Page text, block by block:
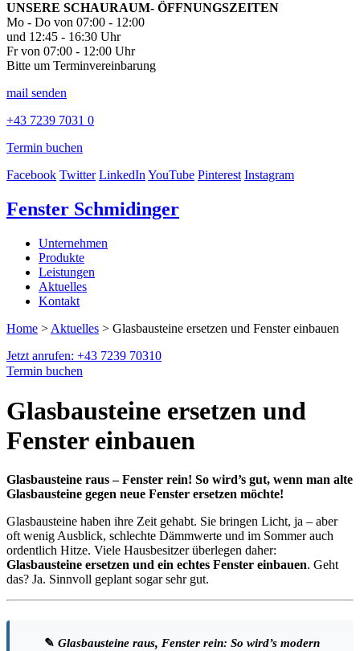
UNSERE SCHAURAUM- ÖFFNUNGSZEITEN
Mo - Do von 07:00 - 12:00
und 12:45 - 16:30 Uhr
Fr von 07:00 - 12:00 Uhr
Bitte um Terminvereinbarung
mail senden
+43 7239 7031 0
Termin buchen
Facebook Twitter LinkedInYouTube Pinterest Instagram
Fenster Schmidinger
Unternehmen
Produkte
Leistungen
Aktuelles
Kontakt
Home > Aktuelles > Glasbausteine ersetzen und Fenster einbauen
Jetzt anrufen: +43 7239 70310
Termin buchen
Glasbausteine ersetzen und
Fenster einbauen
Glasbausteine raus – Fenster rein! So wird’s gut, wenn man alte
Glasbausteine gegen neue Fenster ersetzen möchte!
Glasbausteine haben ihre Zeit gehabt. Sie bringen Licht, ja – aber
oft wenig Ausblick, schlechte Dämmwerte und im Sommer auch
ordentlich Hitze. Viele Hausbesitzer überlegen daher:
Glasbausteine ersetzen und ein echtes Fenster einbauen. Geht
das? Ja. Sinnvoll geplant sogar sehr gut.
✎ Glasbausteine raus, Fenster rein: So wird’s modern